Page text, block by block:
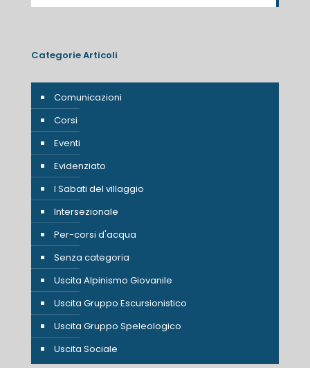
Categorie Articoli
Comunicazioni
Corsi
Eventi
Evidenziato
I Sabati del villaggio
Intersezionale
Per-corsi d'acqua
Senza categoria
Uscita Alpinismo Giovanile
Uscita Gruppo Escursionistico
Uscita Gruppo Speleologico
Uscita Sociale